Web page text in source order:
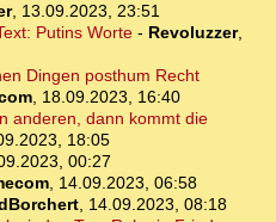
, 13.09.2023, 23:51
Putins Worte- Revoluzzer,
Dingen posthum Recht
, 18.09.2023, 16:40
anderen, dann kommt die
18:05
00:27
, 14.09.2023, 06:58
, 14.09.2023, 08:18